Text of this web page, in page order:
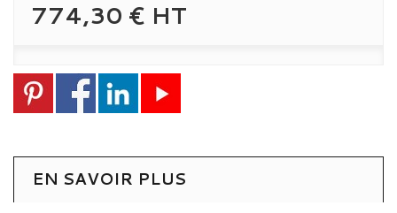
774,30 € HT
EN SAVOIR PLUS